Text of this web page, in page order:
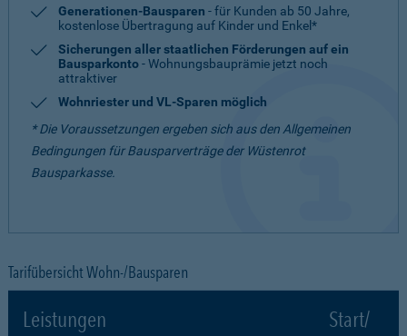
Generationen-Bausparen - für Kunden ab 50 Jahre,
kostenlose Übertragung auf Kinder und Enkel*
Sicherungen aller staatlichen Förderungen auf ein
Bausparkonto- Wohnungsbauprämie jetzt noch
attraktiver
Wohnriester und VL-Sparen möglich
* Die Voraussetzungen ergeben sich aus den Allgemeinen
Bedingungen für Bausparverträge der Wüstenrot
Bausparkasse.
Tarifübersicht Wohn-/Bausparen
Leistungen
Start/